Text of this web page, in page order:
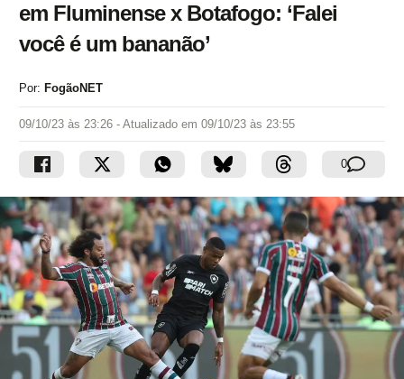
em Fluminense x Botafogo: ‘Falei
você é um bananão’
Por: FogãoNET
09/10/23 às 23:26 - Atualizado em 09/10/23 às 23:55
0